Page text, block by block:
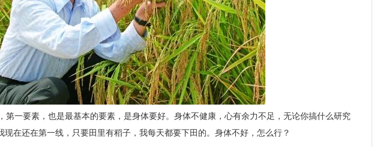
第一要素，也是最基本的要素，是身体要好。身体不健康，心有余力不足，无论你搞什么研究
现在还在第一线，只要田里有稻子，我每天都要下田的。身体不好，怎么行？